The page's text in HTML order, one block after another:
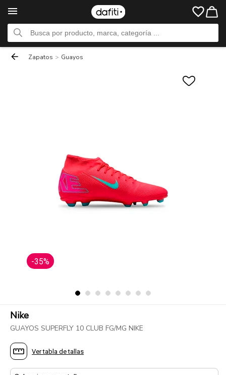
Zapatos > Guayos
-35%
Nike
GUAYOS SUPERFLY 10 CLUB FG/MG NIKE
Ver tabla de tallas